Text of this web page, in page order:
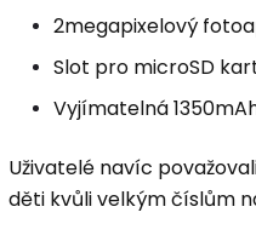
2megapixelový
Slot pro microSD
Vyjímatelná
Uživatelé navíc
děti kvůli velkým číslům